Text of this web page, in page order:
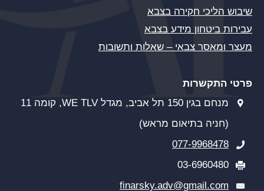
שיבוש הליכי חקירה בצבא
עבירות ביטחון מידע בצבא
מעצר ומאסר צבאי – שאלות ותשובות
פרטי התקשרות
מנחם בגין 150 תל אביב, מגדל WE TLV, קומה 11
(חניה בתיאום מראש)
077-9968478
03-6960480
finarsky.adv@gmail.com